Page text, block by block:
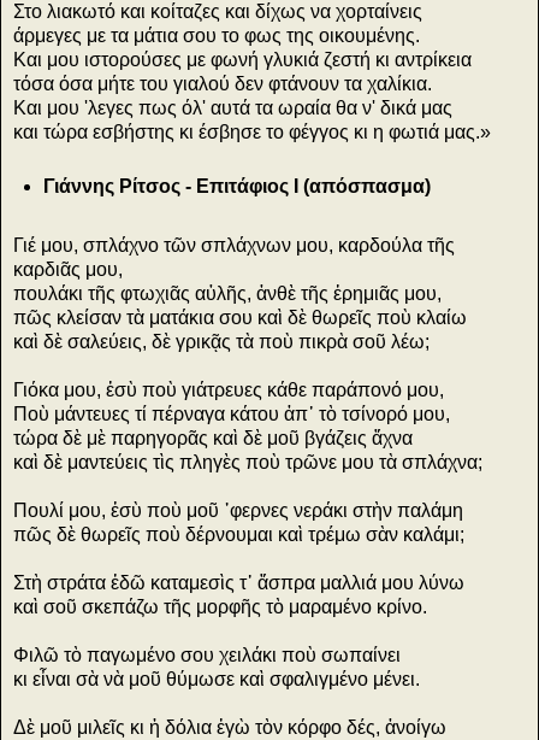
Στο λιακωτό και κοίταζες και δίχως να χορταίνεις
άρμεγες με τα μάτια σου το φως της οικουμένης.
Και μου ιστορούσες με φωνή γλυκιά ζεστή κι αντρίκεια
τόσα όσα μήτε του γιαλού δεν φτάνουν τα χαλίκια.
Και μου 'λεγες πως όλ' αυτά τα ωραία θα ν' δικά μας
και τώρα εσβήστης κι έσβησε το φέγγος κι η φωτιά μας.»
Γιάννης Ρίτσος - Επιτάφιος I (απόσπασμα)
Γιέ μου, σπλάχνο τῶν σπλάχνων μου, καρδούλα τῆς
καρδιᾶς μου,
πουλάκι τῆς φτωχιᾶς αὐλῆς, ἀνθὲ τῆς ἐρημιᾶς μου,
πῶς κλείσαν τὰ ματάκια σου καὶ δὲ θωρεῖς ποὺ κλαίω
καὶ δὲ σαλεύεις, δὲ γρικᾷς τὰ ποὺ πικρὰ σοῦ λέω;
Γιόκα μου, ἐσὺ ποὺ γιάτρευες κάθε παράπονό μου,
Ποὺ μάντευες τί πέρναγα κάτου ἀπ᾿ τὸ τσίνορό μου,
τώρα δὲ μὲ παρηγορᾶς καὶ δὲ μοῦ βγάζεις ἄχνα
καὶ δὲ μαντεύεις τὶς πληγὲς ποὺ τρῶνε μου τὰ σπλάχνα;
Πουλί μου, ἐσὺ ποὺ μοῦ ῾φερνες νεράκι στὴν παλάμη
πῶς δὲ θωρεῖς ποὺ δέρνουμαι καὶ τρέμω σὰν καλάμι;
Στὴ στράτα ἐδῶ καταμεσὶς τ᾿ ἄσπρα μαλλιά μου λύνω
καὶ σοῦ σκεπάζω τῆς μορφῆς τὸ μαραμένο κρίνο.
Φιλῶ τὸ παγωμένο σου χειλάκι ποὺ σωπαίνει
κι εἶναι σὰ νὰ μοῦ θύμωσε καὶ σφαλιγμένο μένει.
Δὲ μοῦ μιλεῖς κι ἡ δόλια ἐγὼ τὸν κόρφο δές, ἀνοίγω